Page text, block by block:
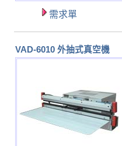
需求單
VAD-6010 外抽式真空機